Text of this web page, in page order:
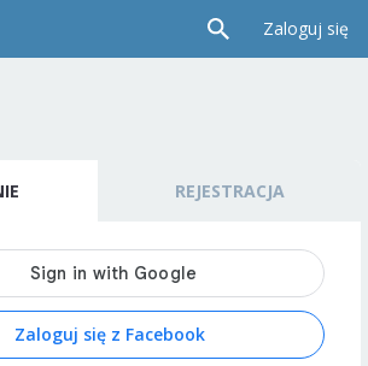
Zaloguj się
REJESTRACJA
Zaloguj się z Facebook